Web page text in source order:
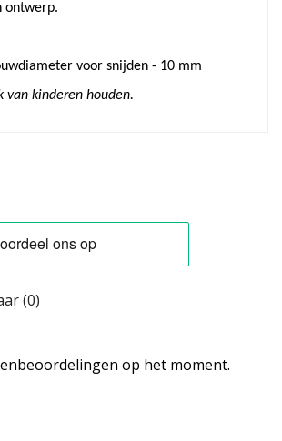
ontwerp.
voor snijden - 10 mm
van kinderen houden.
(0)
op het moment.